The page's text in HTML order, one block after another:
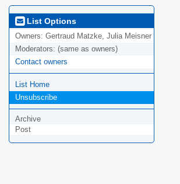
List Options
Owners: Gertraud Matzke, Julia Meisner
Moderators: (same as owners)
Contact owners
List Home
Unsubscribe
Archive
Post